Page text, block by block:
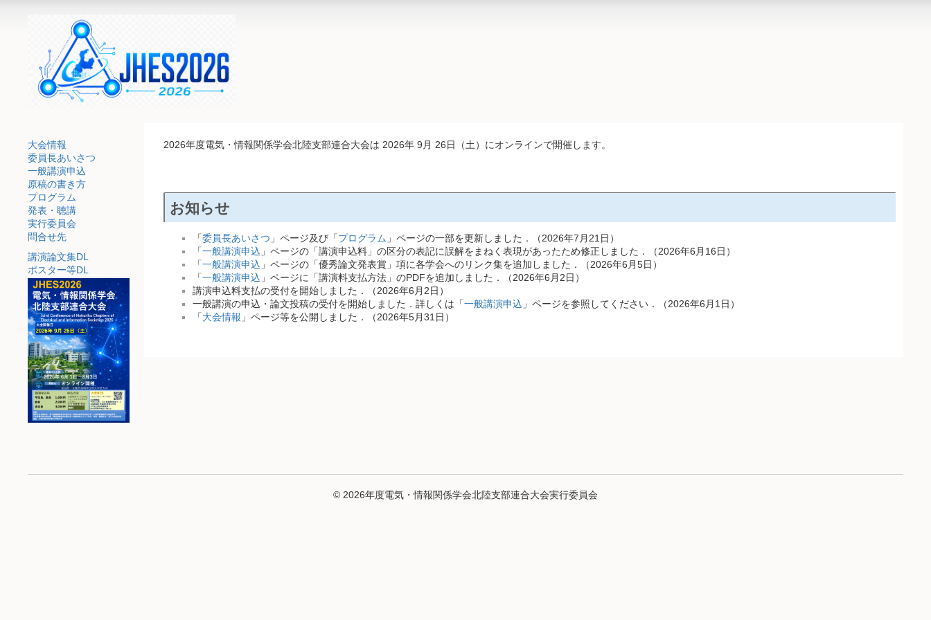
大会情報
委員長あいさつ
一般講演申込
原稿の書き方
プログラム
発表・聴講
実行委員会
問合せ先
講演論文集DL
ポスター等DL
2026年度電気・情報関係学会北陸支部連合大会は 2026年 9月 26日（土）にオンラインで開催します。
お知らせ
「委員長あいさつ 」ページ及び「プログラム 」ページの一部を更新しました．（2026年7月21日）
「一般講演申込 」ページの「講演申込料」の区分の表記に誤解をまねく表現があったため修正しました．（2026年6月16日）
「一般講演申込 」ページの「優秀論文発表賞」項に各学会へのリンク集を追加しました．（2026年6月5日）
「一般講演申込 」ページに「講演料支払方法」のPDFを追加しました．（2026年6月2日）
講演申込料支払の受付を開始しました．（2026年6月2日）
一般講演の申込・論文投稿の受付を開始しました．詳しくは「一般講演申込 」ページを参照してください．（2026年6月1日）
「大会情報 」ページ等を公開しました．（2026年5月31日）
© 2026年度電気・情報関係学会北陸支部連合大会実行委員会